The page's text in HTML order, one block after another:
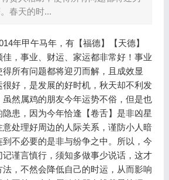
春天的时...
年甲午马年，有【福德】【天德】
，事业、财运、家运都非常好！事业
得所有问题都将迎刃而解，且成效显
好，是发展的好时机，秋天却不利发
虽然属鸡的朋友今年运势不俗，但是也
患，因为今年恰逢【卷舌】是非凶星
意处理好周边的人际关系，谨防小人暗
不必要的是非与纷争之中。所以，今
谨言慎行，须知多做事少说话，这才
，不然会降低自己的时运，从而影响